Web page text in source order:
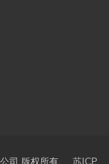
公司 版权所有 苏ICP